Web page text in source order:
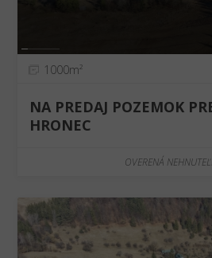
1000m²
NA PREDAJ POZEMOK
HRONEC
OVERENÁ